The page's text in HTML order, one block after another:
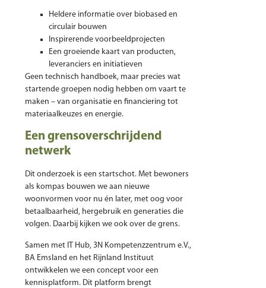
Heldere informatie over biobased en
circulair bouwen
Inspirerende voorbeeldprojecten
Een groeiende kaart van producten,
leveranciers en initiatieven
Geen technisch handboek, maar precies wat
startende groepen nodig hebben om vaart te
maken – van organisatie en financiering tot
materiaalkeuzes en energie.
Een grensoverschrijdend
netwerk
Dit onderzoek is een startschot. Met bewoners
als kompas bouwen we aan nieuwe
woonvormen voor nu én later, met oog voor
betaalbaarheid, hergebruik en generaties die
volgen. Daarbij kijken we ook over de grens.
Samen met IT Hub, 3N Kompetenzzentrum e.V.,
BA Emsland en het Rijnland Instituut
ontwikkelen we een concept voor een
kennisplatform. Dit platform brengt